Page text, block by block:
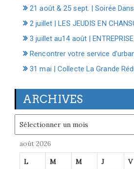
21 août & 25 sept. | Soirée
2 juillet | LES JEUDIS EN
3 juillet au14 août |
Rencontrer votre service
31 mai | Collecte La Grande
ARCHIVES
août 2026
L M M J V